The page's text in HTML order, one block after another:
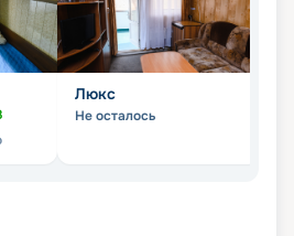
Люкс
Не осталось